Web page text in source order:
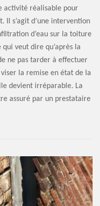
activité réalisable pour
Il s’agit d’une intervention
d’eau sur la toiture
veut dire qu’après la
ne pas tarder à effectuer
la remise en état de la
devient irréparable. La
assuré par un prestataire